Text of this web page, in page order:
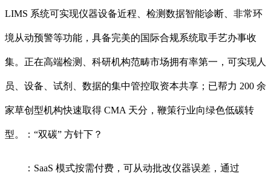
LIMS 系统可实现仪器设备近程、检测数据智能诊断、非常环
境从动预警等功能，具备完美的国际合规系统取手艺办事收
集。正在高端检测、科研机构范畴市场拥有率第一，可实现人
员、设备、试剂、数据的集中管控取资本共享；已帮力 200 余
家草创型机构快速取得 CMA 天分，鞭策行业向绿色低碳转
型。：“双碳” 方针下？
：SaaS 模式按需付费，可从动批改仪器误差，通过